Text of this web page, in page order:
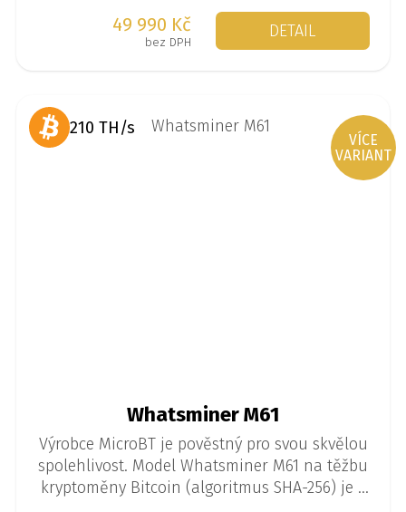
49 990 Kč
bez DPH
DETAIL
Whatsminer M61
Výrobce MicroBT je pověstný pro svou skvělou
spolehlivost. Model Whatsminer M61 na těžbu
kryptoměny Bitcoin (algoritmus SHA-256) je k
VÍCE
VARIANT
210 TH/s